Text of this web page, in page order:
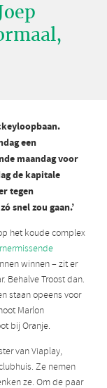
een
maandag voor
de kapitale
tegen
snel zou gaan.’
het koude complex
winnen – zit er
Behalve Troost dan.
staan opeens voor
Marlon
bij Oranje.
van Viaplay,
Ze nemen
ze. Om de paar